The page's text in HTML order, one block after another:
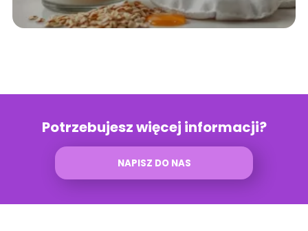
Potrzebujesz więcej informacji?
NAPISZ DO NAS